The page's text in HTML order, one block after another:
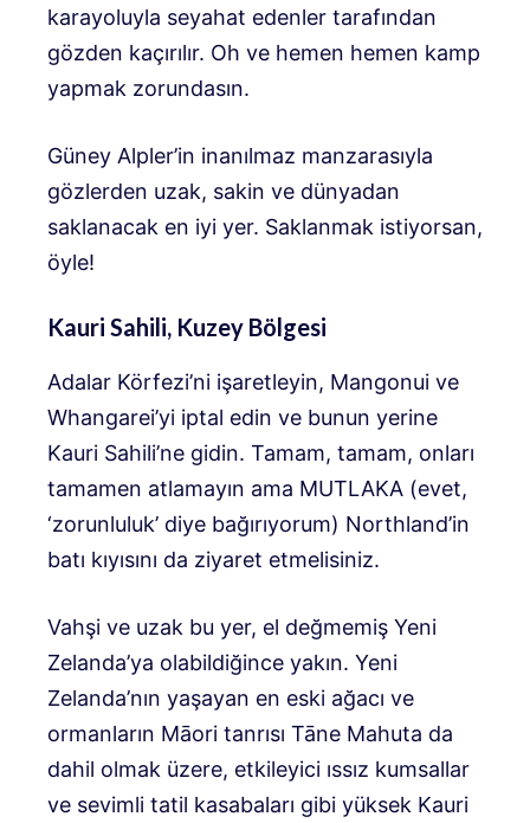
karayoluyla seyahat edenler tarafından
gözden kaçırılır. Oh ve hemen hemen kamp
yapmak zorundasın.
Güney Alpler’in inanılmaz manzarasıyla
gözlerden uzak, sakin ve dünyadan
saklanacak en iyi yer. Saklanmak istiyorsan,
öyle!
Kauri Sahili, Kuzey Bölgesi
Adalar Körfezi’ni işaretleyin, Mangonui ve
Whangarei’yi iptal edin ve bunun yerine
Kauri Sahili’ne gidin. Tamam, tamam, onları
tamamen atlamayın ama MUTLAKA (evet,
‘zorunluluk’ diye bağırıyorum) Northland’in
batı kıyısını da ziyaret etmelisiniz.
Vahşi ve uzak bu yer, el değmemiş Yeni
Zelanda’ya olabildiğince yakın. Yeni
Zelanda’nın yaşayan en eski ağacı ve
ormanların Māori tanrısı Tāne Mahuta da
dahil olmak üzere, etkileyici ıssız kumsallar
ve sevimli tatil kasabaları gibi yüksek Kauri